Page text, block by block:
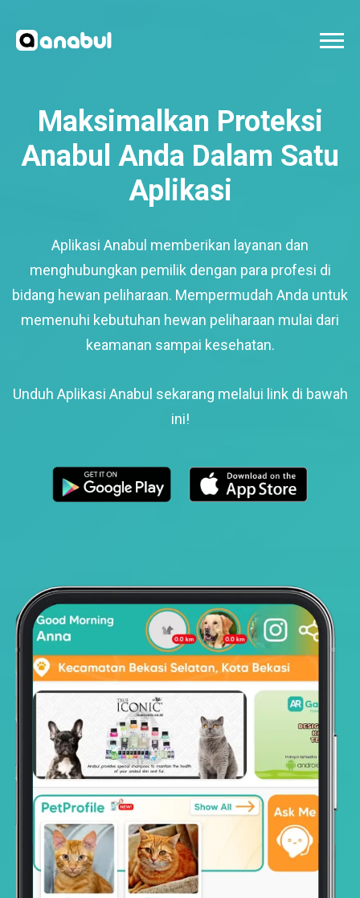
Maksimalkan Proteksi
Anabul Anda Dalam Satu
Aplikasi
Aplikasi Anabul memberikan layanan dan
menghubungkan pemilik dengan para profesi di
bidang hewan peliharaan. Mempermudah Anda untuk
memenuhi kebutuhan hewan peliharaan mulai dari
keamanan sampai kesehatan.
Unduh Aplikasi Anabul sekarang melalui link di bawah
ini!